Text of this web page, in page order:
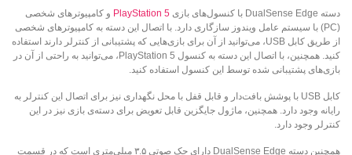
دسته DualSense Edge با کنسول‌های بازی PlayStation 5 و کامپیوترهای شخصی
(PC) با سیستم عامل ویندوز سازگاری دارد. با اتصال این دسته به کامپیوترهای شخصی
از طریق کابل USB، می‌توانید از آن برای بازی‌هایی که پشتیبانی از کنترلر دارند استفاده
کنید. همچنین، با اتصال این دسته به کنسول PlayStation 5، می‌توانید به راحتی از آن در
بازی‌های پشتیبانی شده توسط این کنسول استفاده کنید.
کابل USB با پوشش بافت‌دار و قابل قفل با محل نگهداری نیز برای اتصال این کنترلر به
رایانه وجود دارد. همچنین، ماژول جایگزین قابل تعویض برای دسته‌ی بازی نیز در این
کنترلر وجود دارد.
همچنین دسته DualSense Edge دارای جک صوتی ۳.۵ میلی‌متری است که در قسمت